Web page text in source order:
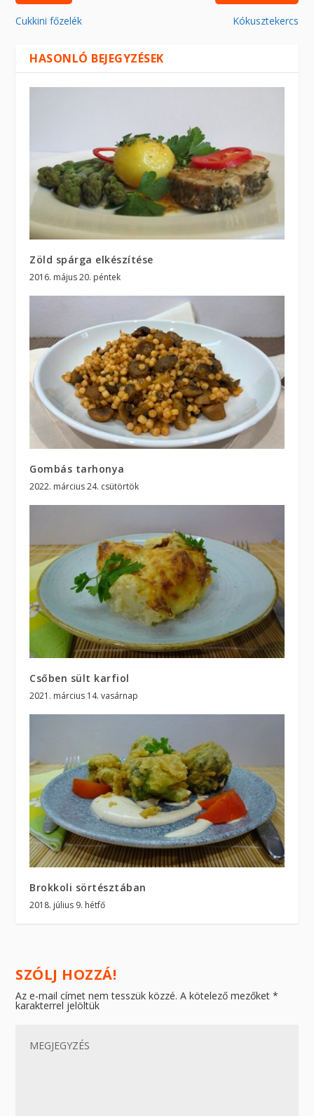
Cukkini főzelék Kókusztekercs
HASONLÓ BEJEGYZÉSEK
Zöld spárga elkészítése
2016. május 20. péntek
Gombás tarhonya
2022. március 24. csütörtök
Csőben sült karfiol
2021. március 14. vasárnap
Brokkoli sörtésztában
2018. július 9. hétfő
SZÓLJ HOZZÁ!
Az e-mail címet nem tesszük közzé. A kötelező mezőket*
karakterrel jelöltük